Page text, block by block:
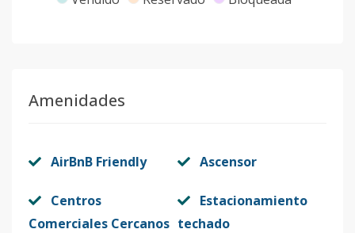
Código 412285-11
Código412285 -12
Amenidades
AirBnB Friendly Ascensor
Centros
Comerciales Cercanos
Estacionamiento
techado